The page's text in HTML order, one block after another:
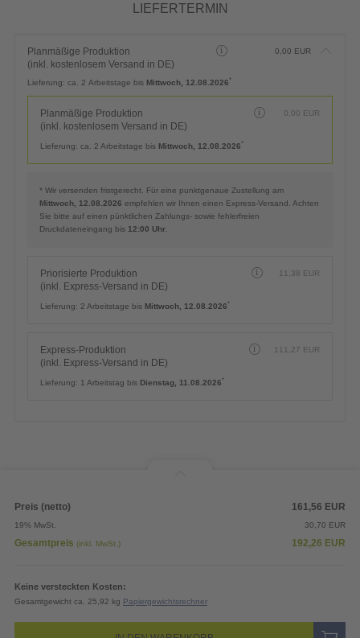
LIEFERTERMIN
Planmäßige Produktion
(inkl. kostenlosem Versand in DE)
0,00 EUR
Lieferung: ca. 2 Arbeitstage bis Mittwoch, 12.08.2026*
Planmäßige Produktion
(inkl. kostenlosem Versand in DE)
0,00 EUR
Lieferung: ca. 2 Arbeitstage bis Mittwoch, 12.08.2026*
* Wir versenden fristgerecht. Für eine punktgenaue Zustellung am
Mittwoch, 12.08.2026 empfehlen wir Ihnen einen Express-Versand. Achten
Sie bitte auf einen pünktlichen Zahlungs- sowie fehlerfreien
Druckdateneingang bis 12:00 Uhr
Priorisierte Produktion
(inkl. Express-Versand in DE)
11,38 EUR
Lieferung: 2 Arbeitstage bis Mittwoch, 12.08.2026*
Express-Produktion
(inkl. Express-Versand in DE)
111,27 EUR
Lieferung: 1 Arbeitstag bis Dienstag, 11.08.2026*
Preis (netto) 161,56 EUR
19% MwSt. 30,70 EUR
Gesamtpreis (inkl. MwSt.) 192,26 EUR
Keine versteckten Kosten:
Gesamtgewicht ca. 25,92 kg Papiergewichtsrechner